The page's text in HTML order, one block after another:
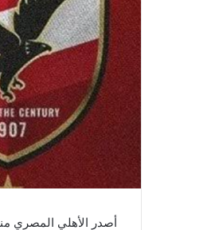
أصدر الأهلي المصري